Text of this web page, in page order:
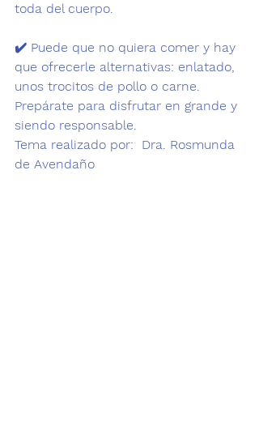
toda del cuerpo.
✔️ Puede que no quiera comer y hay
que ofrecerle alternativas: enlatado,
unos trocitos de pollo o carne.
Prepárate para disfrutar en grande y
siendo responsable.
Tema realizado por:  Dra. Rosmunda
de Avendaño